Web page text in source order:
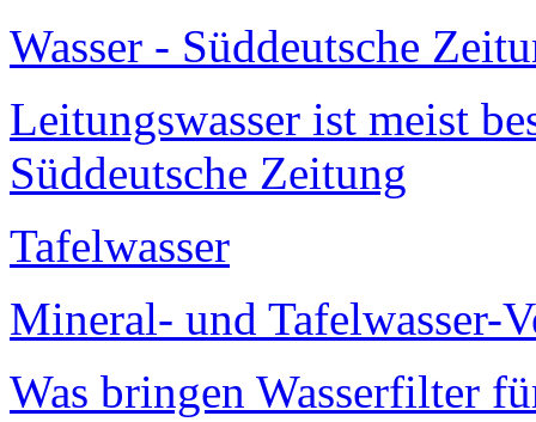
Wasser - Süddeutsche
Leitungswasser ist meist
Süddeutsche Zeitung
Tafelwasser
Mineral- und Tafelwasser-
Was bringen Wasserfilter